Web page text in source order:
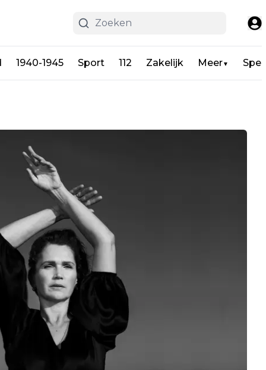
1940-1945 Sport 112 Zakelijk Meer▼